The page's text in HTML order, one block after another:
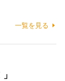
一覧を見る